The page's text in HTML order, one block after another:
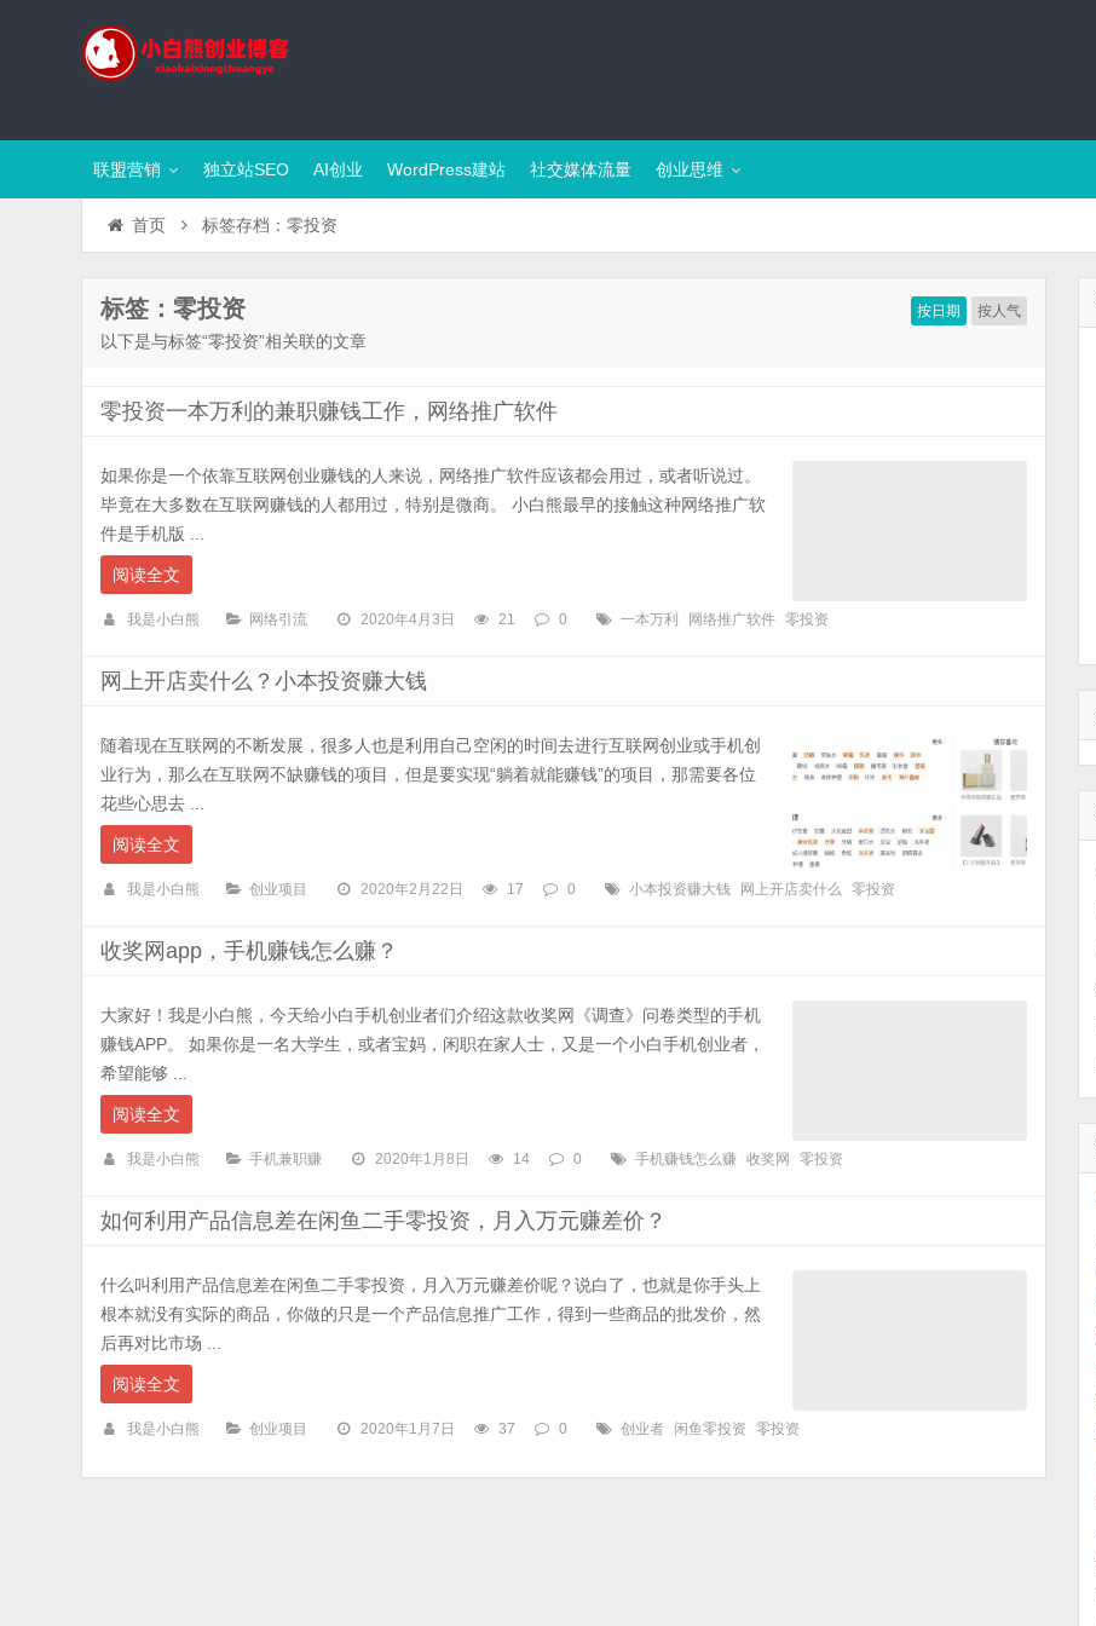
联盟营销 独立站SEO AI创业 WordPress建站 社交媒体流量 创业思维
首页 标签存档：零投资
按日期 按人气
标签：零投资
以下是与标签“零投资”相关联的文章
零投资一本万利的兼职赚钱工作，网络推广软件
如果你是一个依靠互联网创业赚钱的人来说，网络推广软件应该都会用过，或者听说过。
毕竟在大多数在互联网赚钱的人都用过，特别是微商。 小白熊最早的接触这种网络推广软
件是手机版 ...
阅读全文
我是小白熊 网络引流 2020年4月3日 21 0 一本万利 网络推广软件 零投资
网上开店卖什么？小本投资赚大钱
随着现在互联网的不断发展，很多人也是利用自己空闲的时间去进行互联网创业或手机创
业行为，那么在互联网不缺赚钱的项目，但是要实现“躺着就能赚钱”的项目，那需要各位
花些心思去 ...
阅读全文
我是小白熊 创业项目 2020年2月22日 17 0 小本投资赚大钱 网上开店卖什么 零投资
收奖网app，手机赚钱怎么赚？
大家好！我是小白熊，今天给小白手机创业者们介绍这款收奖网《调查》问卷类型的手机
赚钱APP。 如果你是一名大学生，或者宝妈，闲职在家人士，又是一个小白手机创业者，
希望能够 ...
阅读全文
我是小白熊 手机兼职赚 2020年1月8日 14 0 手机赚钱怎么赚 收奖网 零投资
如何利用产品信息差在闲鱼二手零投资，月入万元赚差价？
什么叫利用产品信息差在闲鱼二手零投资，月入万元赚差价呢？说白了，也就是你手头上
根本就没有实际的商品，你做的只是一个产品信息推广工作，得到一些商品的批发价，然
后再对比市场 ...
阅读全文
我是小白熊 创业项目 2020年1月7日 37 0 创业者 闲鱼零投资 零投资